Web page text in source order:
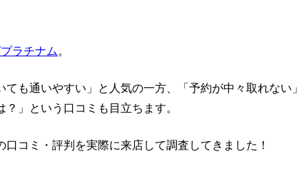
ラチナム 。
も通いやすい」と人気の一方、「予約が中々取れな
」という口コミも目立ちます。
コミ・評判を実際に来店して調査してきました！